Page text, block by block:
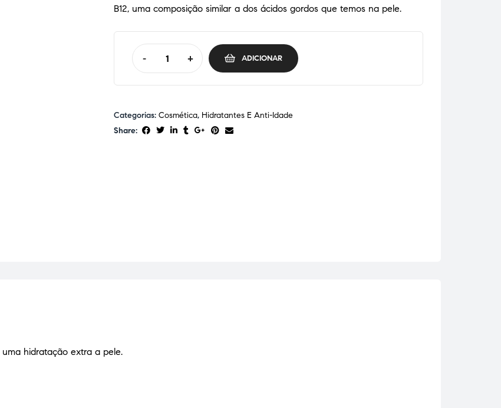
B12, uma composição similar a dos ácidos gordos que temos na pele.
- + ADICIONAR
Categorias: Cosmética, Hidratantes E Anti-Idade
Share:
hidratação extra a pele.